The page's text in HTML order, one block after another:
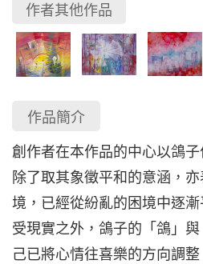
作者其他作品
作品簡介
創作者在本作品的中心以鴿
除了取其象徵平和的意涵，
境，已經從紛亂的困境中逐
受現實之外，鴿子的「鴿」
己已將心情往喜樂的方向調